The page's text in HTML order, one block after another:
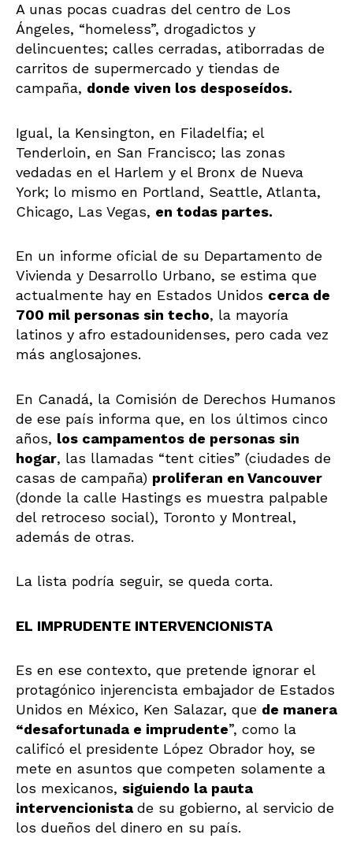
A unas pocas cuadras del centro de Los
Ángeles, “homeless”, drogadictos y
delincuentes; calles cerradas, atiborradas de
carritos de supermercado y tiendas de
campaña, donde viven los desposeídos.
Igual, la Kensington, en Filadelfia; el
Tenderloin, en San Francisco; las zonas
vedadas en el Harlem y el Bronx de Nueva
York; lo mismo en Portland, Seattle, Atlanta,
Chicago, Las Vegas, en todas partes.
En un informe oficial de su Departamento de
Vivienda y Desarrollo Urbano, se estima que
actualmente hay en Estados Unidos cerca de
700 mil personas sin techo, la mayoría
latinos y afro estadounidenses, pero cada vez
más anglosajones.
En Canadá, la Comisión de Derechos Humanos
de ese país informa que, en los últimos cinco
años, los campamentos de personas sin
hogar, las llamadas “tent cities” (ciudades de
casas de campaña) proliferan en Vancouver
(donde la calle Hastings es muestra palpable
del retroceso social), Toronto y Montreal,
además de otras.
La lista podría seguir, se queda corta.
EL IMPRUDENTE INTERVENCIONISTA
Es en ese contexto, que pretende ignorar el
protagónico injerencista embajador de Estados
Unidos en México, Ken Salazar, que de manera
“desafortunada e imprudente”, como la
calificó el presidente López Obrador hoy, se
mete en asuntos que competen solamente a
los mexicanos, siguiendo la pauta
intervencionista de su gobierno, al servicio de
los dueños del dinero en su país.